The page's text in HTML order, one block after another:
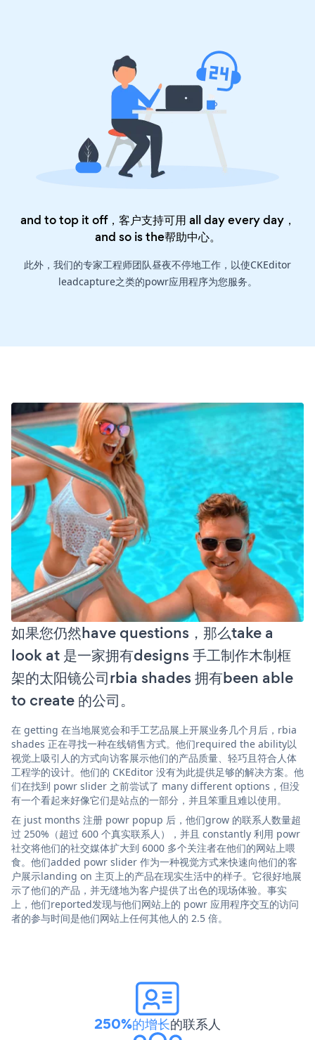
and to top it off，客户支持可用 all day every day，
and so is the帮助中心。
此外，我们的专家工程师团队昼夜不停地工作，以使CKEditor
leadcapture之类的powr应用程序为您服务。
如果您仍然have questions，那么take a
look at 是一家拥有designs 手工制作木制框
架的太阳镜公司rbia shades 拥有been able
to create 的公司。
在 getting 在当地展览会和手工艺品展上开展业务几个月后，rbia
shades 正在寻找一种在线销售方式。他们required the ability以
视觉上吸引人的方式向访客展示他们的产品质量、轻巧且符合人体
工程学的设计。他们的 CKEditor 没有为此提供足够的解决方案。他
们在找到 powr slider 之前尝试了 many different options，但没
有一个看起来好像它们是站点的一部分，并且笨重且难以使用。
在 just months 注册 powr popup 后，他们grow 的联系人数量超
过 250%（超过 600 个真实联系人），并且 constantly 利用 powr
社交将他们的社交媒体扩大到 6000 多个关注者在他们的网站上喂
食。他们added powr slider 作为一种视觉方式来快速向他们的客
户展示landing on 主页上的产品在现实生活中的样子。它很好地展
示了他们的产品，并无缝地为客户提供了出色的现场体验。事实
上，他们reported发现与他们网站上的 powr 应用程序交互的访问
者的参与时间是他们网站上任何其他人的 2.5 倍。
250%的增长的联系人